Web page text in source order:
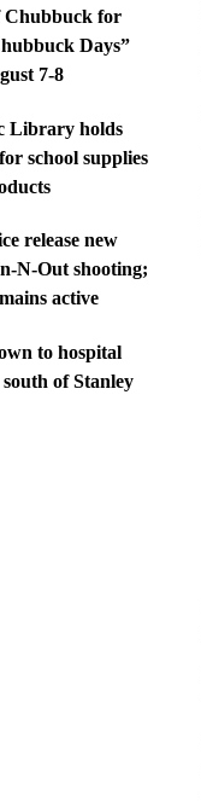
Chubbuck for
Days”
7-8
Library holds
school supplies
release new
N-Out shooting;
active
to hospital
of Stanley